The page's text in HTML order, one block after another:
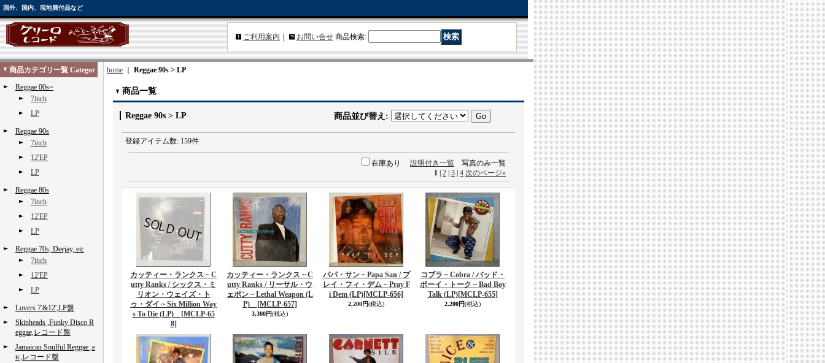
国外、国内、現地買付品など
ご利用案内 お問い合せ 商品検索:
商品カテゴリ一覧 Categor
y
Reggae 00s~
7inch
LP
Reggae 90s
7inch
12'EP
LP
Reggae 80s
7inch
12'EP
LP
Reggae 70s, Deejay, etc
7inch
12'EP
LP
Lovers 7'&12',LP盤
Skinheads ,Funky Disco R
eggae,レコード盤
Jamaican Soulful Reggae ,e
tc,レコード盤
home Reggae 90s > LP
商品一覧
Reggae 90s > LP 商品並び替え :
登録アイテム数: 159件
在庫あり 説明付き一覧 写真のみ一覧
1 2 3 4 次のページ»
カッティー・ランクス ~ C
utty Ranks / シックス・ミ
リオン・ウェイズ・ト
ゥ・ダイ ~ Six Million Way
s To Die (LP)
[MCLP-65
8]
カッティー・ランクス ~ C
utty Ranks / リーサル・ウ
ェポン ~ Lethal Weapon (L
P)
[MCLP-657]
3,300円(税込)
パパ・サン ~ Papa San / プ
レイ・フィ・デム ~ Pray F
i Dem (LP)[MCLP-656]
2,200円(税込)
コブラ ~ Cobra / バッド・
ボーイ・トーク ~ Bad Boy
Talk (LP)[MCLP-655]
2,200円(税込)